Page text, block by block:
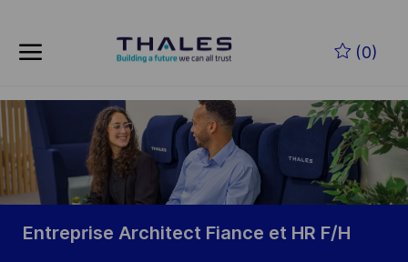
(0)
-
Entreprise Architect Fiance et HR F/H